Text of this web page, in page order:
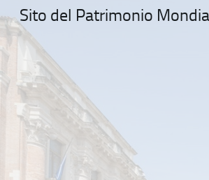
Sito del Patrimonio